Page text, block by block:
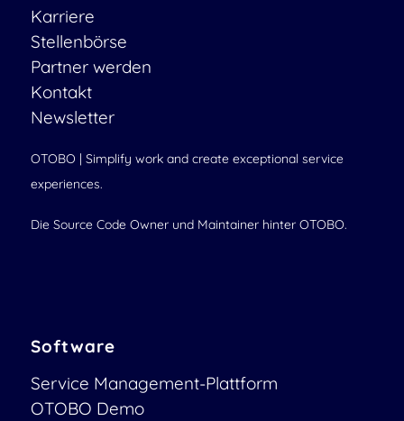
Karriere
Stellenbörse
Partner werden
Kontakt
Newsletter
OTOBO | Simplify work and create exceptional service
experiences.
Die Source Code Owner und Maintainer hinter OTOBO.
Software
Service Management-Plattform
OTOBO Demo